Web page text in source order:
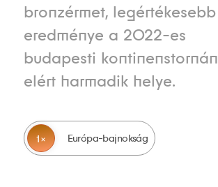
bronzérmet, legértékesebb
eredménye a 2022-es
budapesti kontinenstornán
elért harmadik helye.
1 Európa-bajnokság